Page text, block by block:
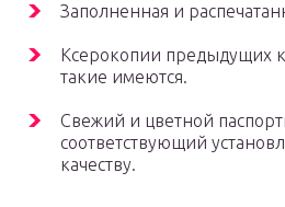
Заполненная и
Ксерокопии предыдущих
такие имеются.
Свежий и цветной
соответствующий
качеству.